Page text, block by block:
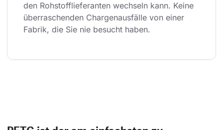
den Rohstofflieferanten wechseln kann. Keine
überraschenden Chargenausfälle von einer
Fabrik, die Sie nie besucht haben.